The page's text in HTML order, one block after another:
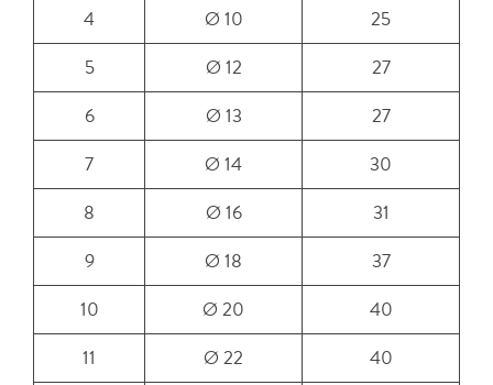
4
Ø 10
25
5
Ø 12
27
6
Ø 13
27
7
Ø 14
30
8
Ø 16
31
9
Ø 18
37
10
Ø 20
40
11
Ø 22
40